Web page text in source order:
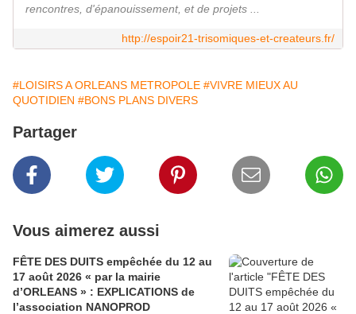
rencontres, d'épanouissement, et de projets ...
http://espoir21-trisomiques-et-createurs.fr/
#LOISIRS A ORLEANS METROPOLE #VIVRE MIEUX AU
QUOTIDIEN #BONS PLANS DIVERS
Partager
Vous aimerez aussi
FÊTE DES DUITS empêchée du 12 au
17 août 2026 « par la mairie
d’ORLEANS » : EXPLICATIONS de
l’association NANOPROD